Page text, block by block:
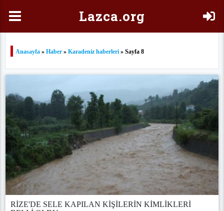
Lazca.org
Anasayfa » Haber » Karadeniz haberleri » Sayfa 8
RİZE'DE SELE KAPILAN KİŞİLERİN KİMLİKLERİ